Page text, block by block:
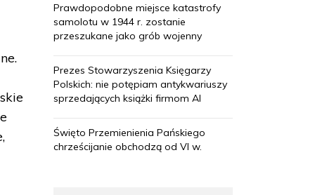
Prawdopodobne miejsce katastrofy
samolotu w 1944 r. zostanie
przeszukane jako grób wojenny
Prezes Stowarzyszenia Księgarzy
Polskich: nie potępiam antykwariuszy
sprzedających książki firmom AI
Święto Przemienienia Pańskiego
chrześcijanie obchodzą od VI w.